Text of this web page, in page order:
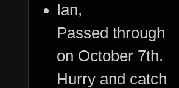
Ian,
Passed through
on October 7th.
Hurry and catch